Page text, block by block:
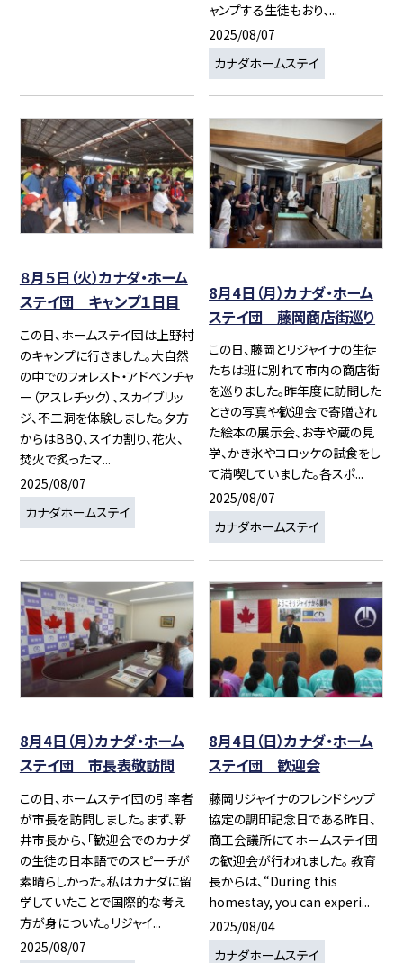
ャンプする生徒もおり、...
2025/08/07
カナダホームステイ
８月５日（火）カナダ・ホーム
ステイ団 キャンプ１日目
この日、ホームステイ団は上野村
のキャンプに行きました。大自然
の中でのフォレスト・アドベンチャ
ー（アスレチック）、スカイブリッ
ジ、不二洞を体験しました。夕方
からはBBQ、スイカ割り、花火、
焚火で炙ったマ...
2025/08/07
カナダホームステイ
8月4日（月）カナダ・ホーム
ステイ団 藤岡商店街巡り
この日、藤岡とリジャイナの生徒
たちは班に別れて市内の商店街
を巡りました。昨年度に訪問した
ときの写真や歓迎会で寄贈され
た絵本の展示会、お寺や蔵の見
学、かき氷やコロッケの試食をし
て満喫していました。各スポ...
2025/08/07
カナダホームステイ
8月4日（月）カナダ・ホーム
ステイ団 市長表敬訪問
この日、ホームステイ団の引率者
が市長を訪問しました。まず、新
井市長から、「歓迎会でのカナダ
の生徒の日本語でのスピーチが
素晴らしかった。私はカナダに留
学していたことで国際的な考え
方が身についた。リジャイ...
2025/08/07
8月4日（日）カナダ・ホーム
ステイ団 歓迎会
藤岡リジャイナのフレンドシップ
協定の調印記念日である昨日、
商工会議所にてホームステイ団
の歓迎会が行われました。 教育
長からは、“During this
homestay, you can experi...
2025/08/04
カナダホームステイ